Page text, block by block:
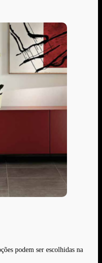
podem ser escolhidas na